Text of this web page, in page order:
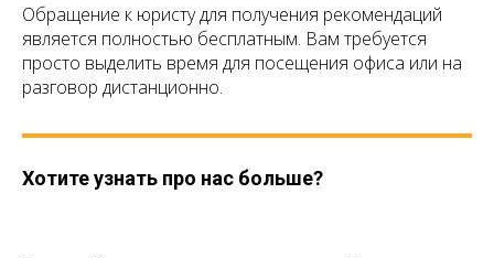
Обращение к юристу для получения рекомендаций
является полностью бесплатным. Вам требуется
просто выделить время для посещения офиса или на
разговор дистанционно.
Хотите узнать про нас больше?